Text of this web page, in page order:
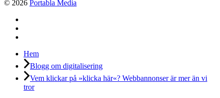
© 2026 Portabla Media
Hem
Blogg om digitalisering
Vem klickar på »klicka här«? Webbannonser är mer än vi
tror